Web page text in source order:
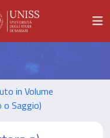
in Volume
o Saggio)